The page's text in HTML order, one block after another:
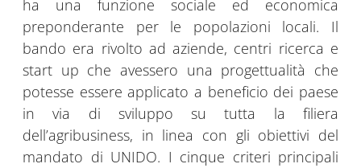
ha una funzione sociale ed economica
preponderante per le popolazioni locali. Il
bando era rivolto ad aziende, centri ricerca e
start up che avessero una progettualità che
potesse essere applicato a beneficio dei paese
in via di sviluppo su tutta la filiera
dell’agribusiness, in linea con gli obiettivi del
mandato di UNIDO. I cinque criteri principali